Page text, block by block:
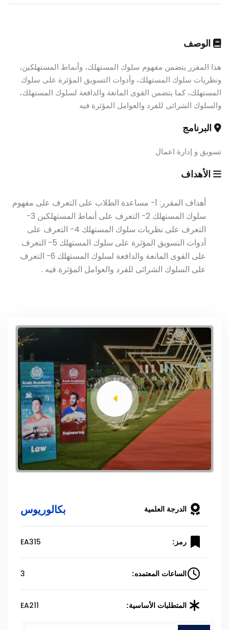
الوصف
هذا المقرر يتضمن مفهوم سلوك المستهلك، وأنماط المستهلكين،
ونظريات سلوك المستهلك، وأدوات التسويق المؤثرة على سلوك
المستهلك، كما يتضمن القوى المانعة والدافعة لسلوك المستهلك،
والسلوك الشرائى للفرد والعوامل المؤثرة فيه
البرنامج
تسويق و إدارة اعمال
الأهداف
أهداف المقرر: 1- مساعدة الطلاب على التعرف على مفهوم
سلوك المستهلك 2- التعرف على أنماط المستهلكين 3-
التعرف على نظريات سلوك المستهلك 4- التعرف على
أدوات التسويق المؤثرة على سلوك المستهلك 5- التعرف
على القوى المانعة والدافعة لسلوك المستهلك 6- التعرف
على السلوك الشرائى للفرد والعوامل المؤثرة فيه .
الدرجة العلمية بكالوريوس
رمز: EA315
الساعات المعتمده: 3
المتطلبات الأساسية: EA211